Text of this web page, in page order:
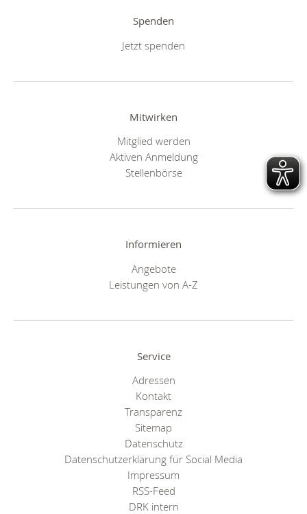
Spenden
Jetzt spenden
Mitwirken
Mitglied werden
Aktiven Anmeldung
Stellenbörse
Informieren
Angebote
Leistungen von A-Z
Service
Adressen
Kontakt
Transparenz
Sitemap
Datenschutz
Datenschutzerklärung für Social Media
Impressum
RSS-Feed
DRK intern